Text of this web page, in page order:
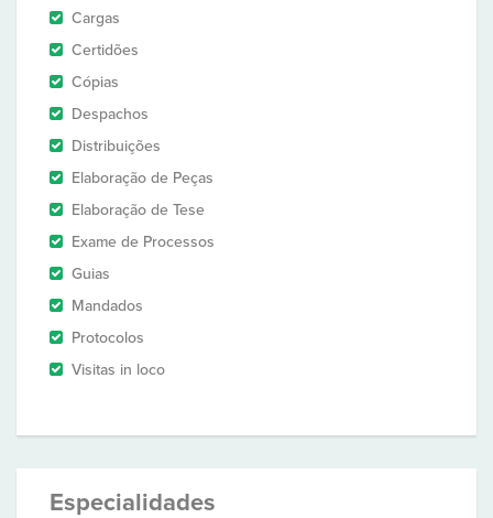
Cargas
Certidões
Cópias
Despachos
Distribuições
Elaboração de Peças
Elaboração de Tese
Exame de Processos
Guias
Mandados
Protocolos
Visitas in loco
Especialidades